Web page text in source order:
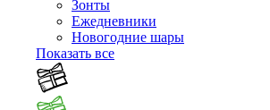
Зонты
Ежедневники
Новогодние шары
Показать все